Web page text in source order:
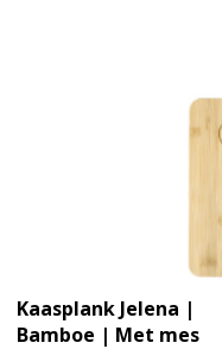
Kaasplank Jelena |
Bamboe | Met mes